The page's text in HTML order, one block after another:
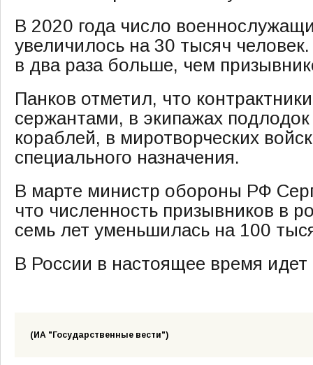
В 2020 года число
увеличилось на 30 тысяч
в два раза больше, чем
Панков отметил, что
сержантами, в экипажах
кораблей, в миротворческих
специального назначения.
В марте министр обороны РФ
что численность призывников в
семь лет уменьшилась на 100
В России в настоящее время идет
(ИА "Государственные вести")